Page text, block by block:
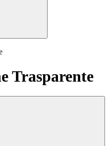
Trasparente